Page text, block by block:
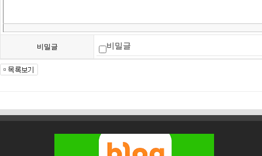
비밀글 비밀글